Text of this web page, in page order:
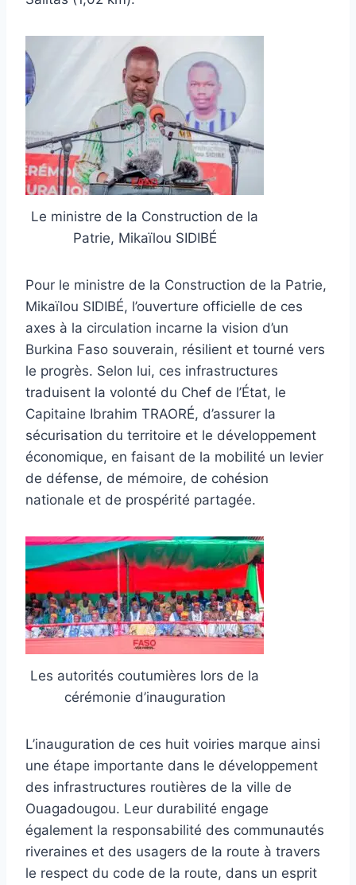
Le ministre de la Construction de la
Patrie, Mikaïlou SIDIBÉ
Pour le ministre de la Construction de la Patrie,
Mikaïlou SIDIBÉ, l’ouverture officielle de ces
axes à la circulation incarne la vision d’un
Burkina Faso souverain, résilient et tourné vers
le progrès. Selon lui, ces infrastructures
traduisent la volonté du Chef de l’État, le
Capitaine Ibrahim TRAORÉ, d’assurer la
sécurisation du territoire et le développement
économique, en faisant de la mobilité un levier
de défense, de mémoire, de cohésion
nationale et de prospérité partagée.
Les autorités coutumières lors de la
cérémonie d’inauguration
L’inauguration de ces huit voiries marque ainsi
une étape importante dans le développement
des infrastructures routières de la ville de
Ouagadougou. Leur durabilité engage
également la responsabilité des communautés
riveraines et des usagers de la route à travers
le respect du code de la route, dans un esprit